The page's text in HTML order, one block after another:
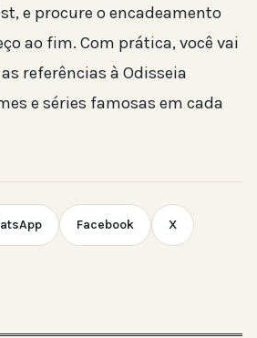
e procure o encadeamento
ao fim. Com prática, você vai
referências à Odisseia
e séries famosas em cada
Facebook X